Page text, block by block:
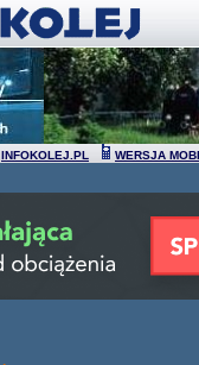
INFOKOLEJ.PL WERSJA